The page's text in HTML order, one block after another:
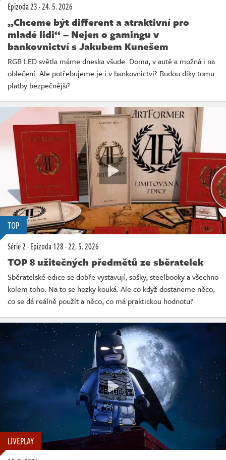
Epizoda 23·24. 5. 2026
„Chceme být different a atraktivní pro
mladé lidi“ – Nejen o gamingu v
bankovnictví s Jakubem Kunešem
RGB LED světla máme dneska všude. Doma, v autě a možná i na
oblečení. Ale potřebujeme je i v bankovnictví? Budou díky tomu
platby bezpečnější?
TOP
Série 2·Epizoda 128·22. 5. 2026
TOP 8 užitečných předmětů ze sběratelek
Sběratelské edice se dobře vystavují, sošky, steelbooky a všechno
kolem toho. Na to se hezky kouká. Ale co když dostaneme něco,
co se dá reálně použít a něco, co má praktickou hodnotu?
LIVEPLAY